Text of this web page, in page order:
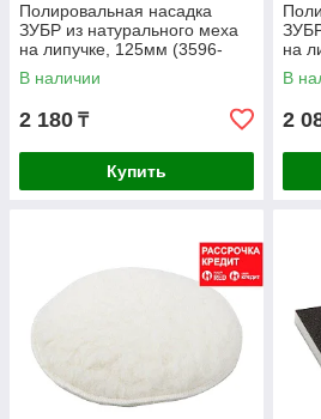
Полировальная насадка
ЗУБР из натурального меха
на липучке, 125мм (3596-
125)
В наличии
2 180 ₸
Купить
на
150)
В
2